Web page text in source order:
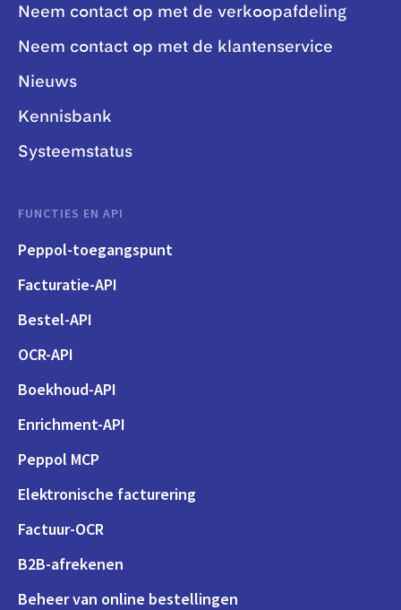
Neem contact op met de verkoopafdeling
Neem contact op met de klantenservice
Nieuws
Kennisbank
Systeemstatus
FUNCTIES EN API
Peppol-toegangspunt
Facturatie-API
Bestel-API
OCR-API
Boekhoud-API
Enrichment-API
Peppol MCP
Elektronische facturering
Factuur-OCR
B2B-afrekenen
Beheer van online bestellingen